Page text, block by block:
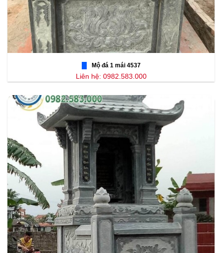
Mộ đá 1 mái 4537
Liên hệ: 0982.583.000